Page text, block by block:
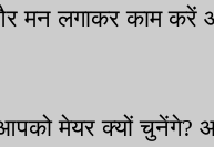
और मन लगाकर काम
मेयर क्यों चुनेंगे?